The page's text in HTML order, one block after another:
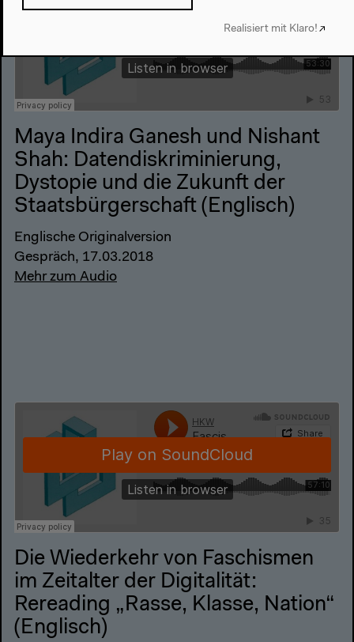
Maya Indira Ganesh und Nishant
Shah: Datendiskriminierung,
Dystopie und die Zukunft der
Staatsbürgerschaft (Englisch)
Englische Originalversion
Gespräch, 17.03.2018
Mehr zum Audio
Die Wiederkehr von Faschismen
im Zeitalter der Digitalität:
Rereading „Rasse, Klasse, Nation“
(Englisch)
Realisiert mit Klaro!